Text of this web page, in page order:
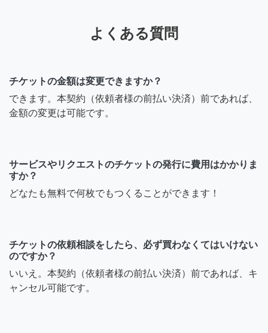
よくある質問
チケットの金額は変更できますか？
できます。本契約（依頼者様の前払い決済）前であれば、
金額の変更は可能です。
サービスやリクエストのチケットの発行に費用はかかりま
すか？
どなたも無料で何枚でもつくることができます！
チケットの依頼相談をしたら、必ず買わなくてはいけない
のですか？
いいえ。本契約（依頼者様の前払い決済）前であれば、キ
ャンセル可能です。